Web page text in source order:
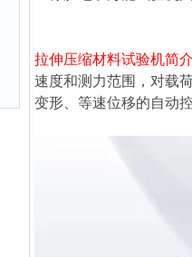
拉伸压缩材料试验机简
速度和测力范围，对载
变形、等速位移的自动